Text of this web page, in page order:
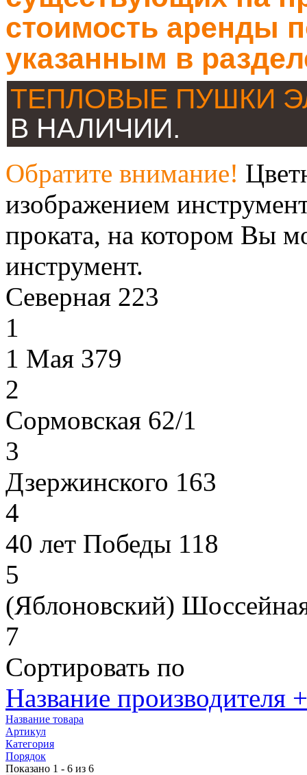
стоимость аренды
указанным в
ТЕПЛОВЫЕ ПУШКИ
В НАЛИЧИИ.
Обратите внимание!
изображением
проката, на котором Вы
инструмент.
Северная 223
1
1 Мая 379
2
Сормовская 62/1
3
Дзержинского 163
4
40 лет Победы 118
5
(Яблоновский)
7
Сортировать по
Название производителя
Название товара
Артикул
Категория
Порядок
Показано 1 - 6 из 6